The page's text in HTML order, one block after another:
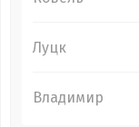
Луцк
Владимир